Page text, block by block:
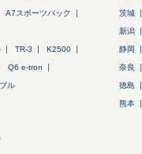
A7スポーツバック
TR-3 K2500
Q6 e-tron
ル
茨城
新潟
静岡
奈良
徳島
熊本